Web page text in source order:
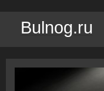
Bulnog.ru